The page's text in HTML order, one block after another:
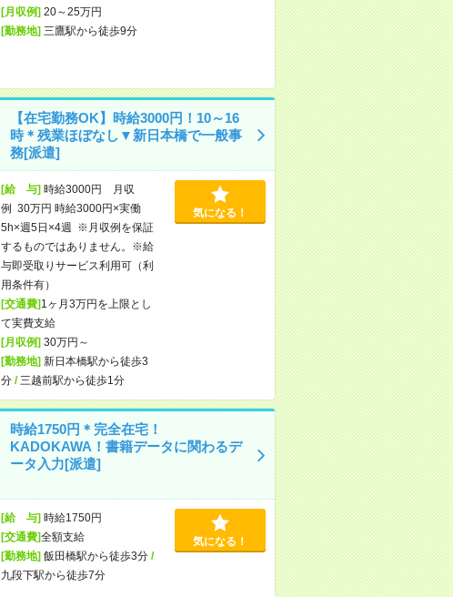
[月収例]20～25万円
[勤務地]三鷹駅から徒歩9分
【在宅勤務OK】時給3000円！10～16
時＊残業ほぼなし▼新日本橋で一般事
務[派遣]
[給 与]時給3000円 月収
例 30万円 時給3000円×実働
5h×週5日×4週 ※月収例を保証
するものではありません。※給
与即受取りサービス利用可（利
用条件有）
[交通費]1ヶ月3万円を上限とし
て実費支給
[月収例]30万円～
[勤務地]新日本橋駅から徒歩3
分/ 三越前駅から徒歩1分
気になる！
時給1750円＊完全在宅！
KADOKAWA！書籍データに関わるデ
ータ入力[派遣]
[給 与]時給1750円
[交通費]全額支給
[勤務地]飯田橋駅から徒歩3分/
九段下駅から徒歩7分
気になる！